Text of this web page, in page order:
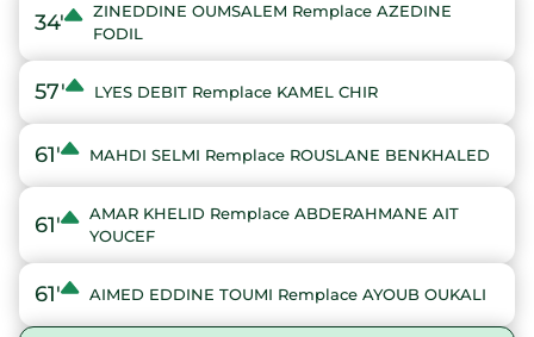
34'
ZINEDDINE OUMSALEM Remplace AZEDINE
FODIL
57' LYES DEBIT Remplace KAMEL CHIR
61' MAHDI SELMI Remplace ROUSLANE BENKHALED
61'
AMAR KHELID Remplace ABDERAHMANE AIT
YOUCEF
61' AIMED EDDINE TOUMI Remplace AYOUB OUKALI